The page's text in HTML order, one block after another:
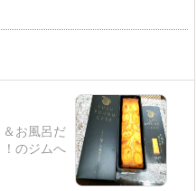
お風呂だ
！のジムへ